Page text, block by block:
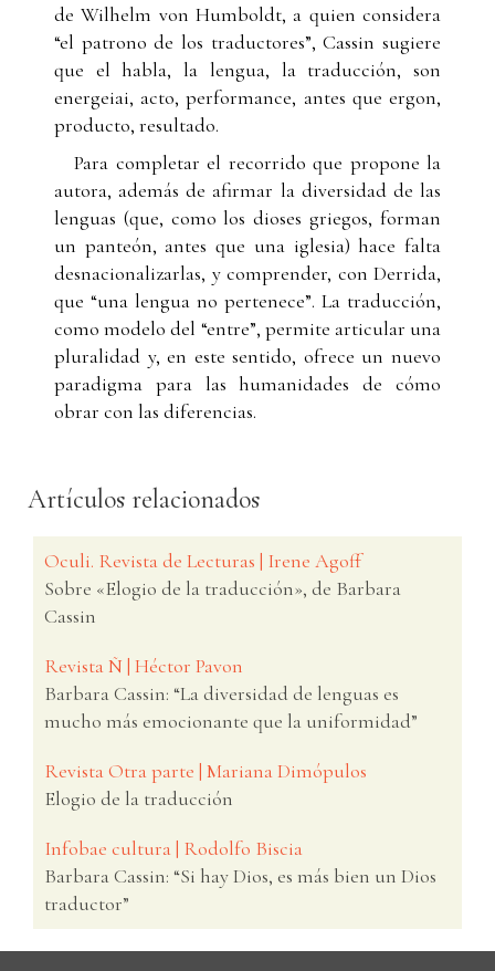
de Wilhelm von Humboldt, a quien considera
“el patrono de los traductores”, Cassin sugiere
que el habla, la lengua, la traducción, son
energeiai, acto, performance, antes que ergon,
producto, resultado.
Para completar el recorrido que propone la
autora, además de afirmar la diversidad de las
lenguas (que, como los dioses griegos, forman
un panteón, antes que una iglesia) hace falta
desnacionalizarlas, y comprender, con Derrida,
que “una lengua no pertenece”. La traducción,
como modelo del “entre”, permite articular una
pluralidad y, en este sentido, ofrece un nuevo
paradigma para las humanidades de cómo
obrar con las diferencias.
Artículos relacionados
Oculi. Revista de Lecturas | Irene Agoff
Sobre «Elogio de la traducción», de Barbara
Cassin
Revista Ñ | Héctor Pavon
Barbara Cassin: “La diversidad de lenguas es
mucho más emocionante que la uniformidad”
Revista Otra parte | Mariana Dimópulos
Elogio de la traducción
Infobae cultura | Rodolfo Biscia
Barbara Cassin: “Si hay Dios, es más bien un Dios
traductor”